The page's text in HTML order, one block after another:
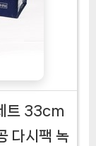
트 33cm
다시팩 녹